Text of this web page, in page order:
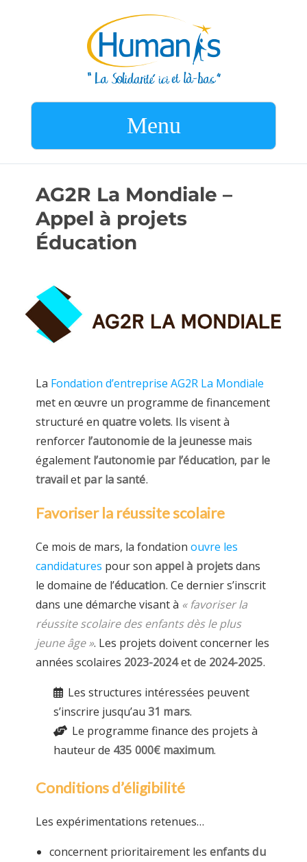
Menu
AG2R La Mondiale –
Appel à projets
Éducation
La Fondation d’entreprise AG2R La Mondiale
met en œuvre un programme de financement
structuré en quatre volets. Ils visent à
renforcer l’autonomie de la jeunesse mais
également l’autonomie par l’éducation, par le
travailet par la santé.
Favoriser la réussite scolaire
Ce mois de mars, la fondation ouvre les
candidatures pour son appel à projetsdans
le domaine de l’éducation. Ce dernier s’inscrit
dans une démarche visant à « favoriser la
réussite scolaire des enfants dès le plus
jeune âge ». Les projets doivent concerner les
années scolaires 2023-2024et de 2024-2025.
Les structures intéressées peuvent
s’inscrire jusqu’au31 mars.
Le programme finance des projets à
hauteur de 435 000€ maximum.
Conditions d’éligibilité
Les expérimentations retenues…
concernent prioritairement les enfants du